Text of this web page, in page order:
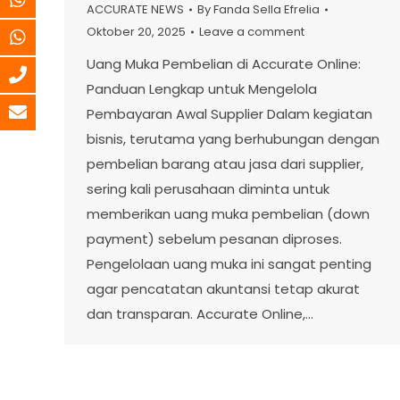
ACCURATE NEWS ByFanda Sella Efrelia
Oktober 20, 2025
Leave a comment
Uang Muka Pembelian di Accurate Online:
Panduan Lengkap untuk Mengelola
Pembayaran Awal Supplier Dalam kegiatan
bisnis, terutama yang berhubungan dengan
pembelian barang atau jasa dari supplier,
sering kali perusahaan diminta untuk
memberikan uang muka pembelian (down
payment) sebelum pesanan diproses.
Pengelolaan uang muka ini sangat penting
agar pencatatan akuntansi tetap akurat
dan transparan. Accurate Online,…